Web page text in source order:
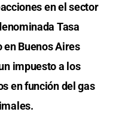
en el sector
Tasa
Buenos Aires
impuesto a los
en función del gas